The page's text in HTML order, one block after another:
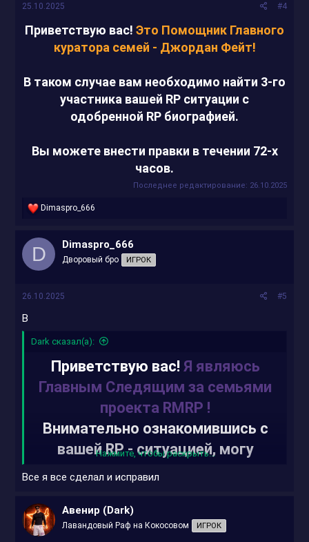
25.10.2025 #4
Приветствую вас! Это Помощник Главного
куратора семей - Джордан Фейт!
В таком случае вам необходимо найти 3-го
участника вашей RP ситуации с
одобренной RP биографией.
Вы можете внести правки в течении 72-х
часов.
Последнее редактирование: 26.10.2025
Р
к
ц
и
и
Dimaspro_666
D Dimaspro_666
Дворовый бро ИГРОК
26.10.2025 #5
В
Dаrk сказал(а):
Приветствую вас! Я являюсь
Главным Следящим за семьями
проекта RMRP !
Внимательно ознакомившись с
вашей RP - cитуацией, могу
статусе: На рассмотрении.
Рекомендую вам изменить
Нажмите, чтобы раскрыть...
Все я все сделал и исправил
Авенир (Dark)
Лавандовый Раф на Кокосовом ИГРОК